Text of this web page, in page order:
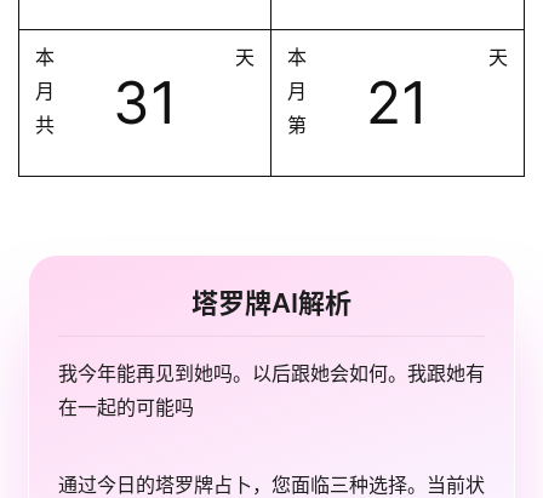
本
月
共
31
天
本
月
第
21
天
塔罗牌AI解析
我今年能再见到她吗。以后跟她会如何。我跟她有
在一起的可能吗
通过今日的塔罗牌占卜，您面临三种选择。当前状